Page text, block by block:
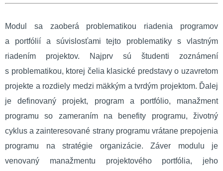
Modul sa zaoberá problematikou riadenia programov
a portfólií a súvislosťami tejto problematiky s vlastným
riadením projektov. Najprv sú študenti zoznámení
s problematikou, ktorej čelia klasické predstavy o uzavretom
projekte a rozdiely medzi mäkkým a tvrdým projektom. Ďalej
je definovaný projekt, program a portfólio, manažment
programu so zameraním na benefity programu, životný
cyklus a zainteresované strany programu vrátane prepojenia
programu na stratégie organizácie. Záver modulu je
venovaný manažmentu projektového portfólia, jeho